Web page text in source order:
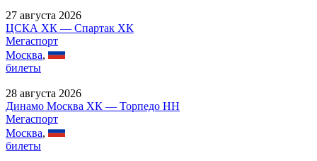
27 августа 2026
ЦСКА ХК — Спартак ХК
Мегаспорт
Москва,
билеты
28 августа 2026
Динамо Москва ХК — Торпедо НН
Мегаспорт
Москва,
билеты